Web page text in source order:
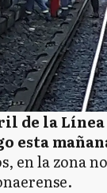
de la Línea
esta
en la zona